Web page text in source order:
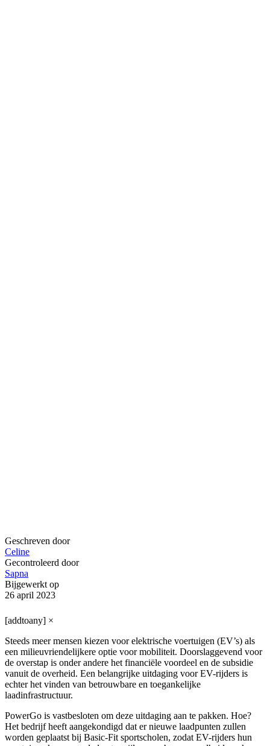
Geschreven door
Celine
Gecontroleerd door
Sapna
Bijgewerkt op
26 april 2023
[addtoany] ×
Steeds meer mensen kiezen voor elektrische voertuigen (EV’s) als
een milieuvriendelijkere optie voor mobiliteit. Doorslaggevend voor
de overstap is onder andere het financiële voordeel en de subsidie
vanuit de overheid. Een belangrijke uitdaging voor EV-rijders is
echter het vinden van betrouwbare en toegankelijke
laadinfrastructuur.
PowerGo is vastbesloten om deze uitdaging aan te pakken. Hoe?
Het bedrijf heeft aangekondigd dat er nieuwe laadpunten zullen
worden geplaatst bij Basic-Fit sportscholen, zodat EV-rijders hun